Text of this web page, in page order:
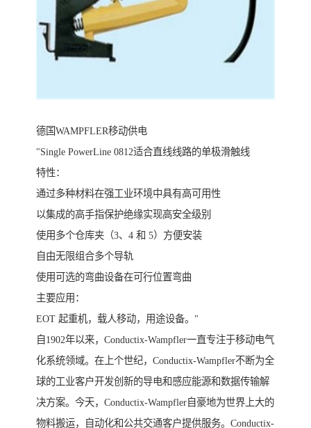
德国WAMPFLER移动供电
"Single PowerLine 0812适合直线线路的单极滑触线
特性：
通过多种材料在强工业环境中具有高可用性
以集成的高手指保护绝缘实现高安全级别
使用多个仓库夹（3、4 和 5）方便安装
自由无限组合多个导轨
使用可选的弯曲设备在可行位置弯曲
主要应用：
EOT 起重机，载人移动，用途设备。"
自1902年以来，Conductix-Wampfler一直专注于移动电气
化系统领域。在上个世纪，Conductix-Wampfler不断为全
球的工业客户开发创新的导电和感应能源和数据传输解
决方案。今天，Conductix-Wampfler自豪地为世界上大的
物料搬运，自动化和公共交通客户提供服务。Conductix-